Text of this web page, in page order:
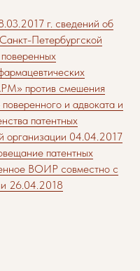
г. сведений об
Петербургской
против смешения
поверенного и адвоката и
патентных
организации 04.04.2017
патентных
ВОИР совместно с
26.04.2018